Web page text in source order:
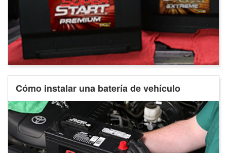
Cómo instalar una batería de vehículo